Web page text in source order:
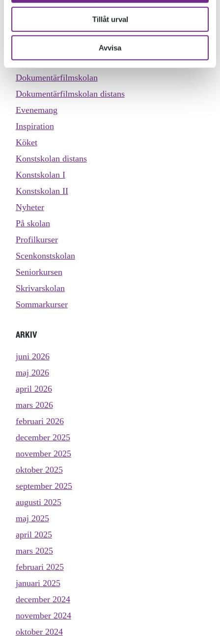
Tillåt urval
Avvisa
Designskolan
Dokumentärfilmskolan
Dokumentärfilmskolan distans
Evenemang
Inspiration
Köket
Konstskolan distans
Konstskolan I
Konstskolan II
Nyheter
På skolan
Profilkurser
Scenkonstskolan
Seniorkursen
Skrivarskolan
Sommarkurser
ARKIV
juni 2026
maj 2026
april 2026
mars 2026
februari 2026
december 2025
november 2025
oktober 2025
september 2025
augusti 2025
maj 2025
april 2025
mars 2025
februari 2025
januari 2025
december 2024
november 2024
oktober 2024